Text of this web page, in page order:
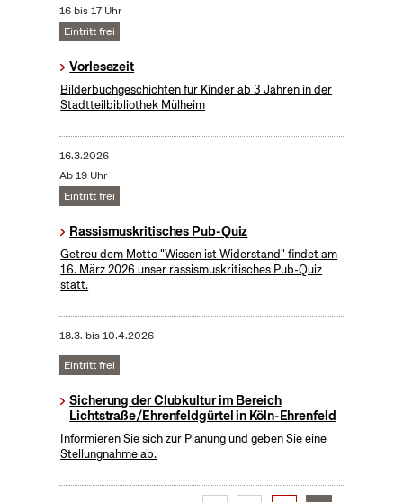
16 bis 17 Uhr
Eintritt frei
Vorlesezeit
Bilderbuchgeschichten für Kinder ab 3 Jahren in der
Stadtteilbibliothek Mülheim
16.3.2026
Ab 19 Uhr
Eintritt frei
Rassismuskritisches Pub-Quiz
Getreu dem Motto "Wissen ist Widerstand" findet am
16. März 2026 unser rassismuskritisches Pub-Quiz
statt.
18.3. bis10.4.2026
Eintritt frei
Sicherung der Clubkultur im Bereich
Lichtstraße/Ehrenfeldgürtel in Köln-Ehrenfeld
Informieren Sie sich zur Planung und geben Sie eine
Stellungnahme ab.